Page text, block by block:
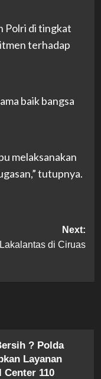
Polri di tingkat
terhadap
baik bangsa
melaksanakan
tutupnya.
Next:
di Ciruas
? Polda
Layanan
Center 110